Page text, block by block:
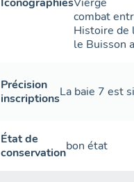
combat
Histoire de
le Buisson
Précision
inscriptionsLa baie 7 est
État de
conservationbon état